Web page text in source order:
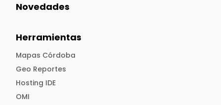
Novedades
Herramientas
Mapas Córdoba
Geo Reportes
Hosting IDE
OMI